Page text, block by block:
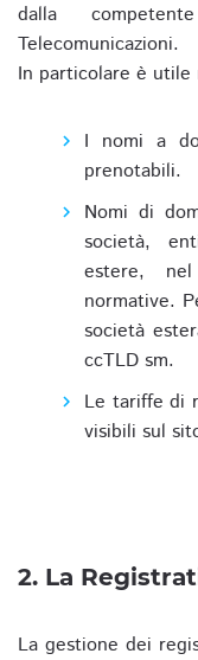
dalla
Telecomunicazioni.
In particolare è utile
I nomi a
prenotabili.
Nomi di
società,
estere,
normative.
società
ccTLD sm.
Le tariffe di
visibili sul
2. La
La gestione dei